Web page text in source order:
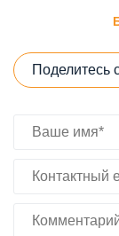
Поделитесь